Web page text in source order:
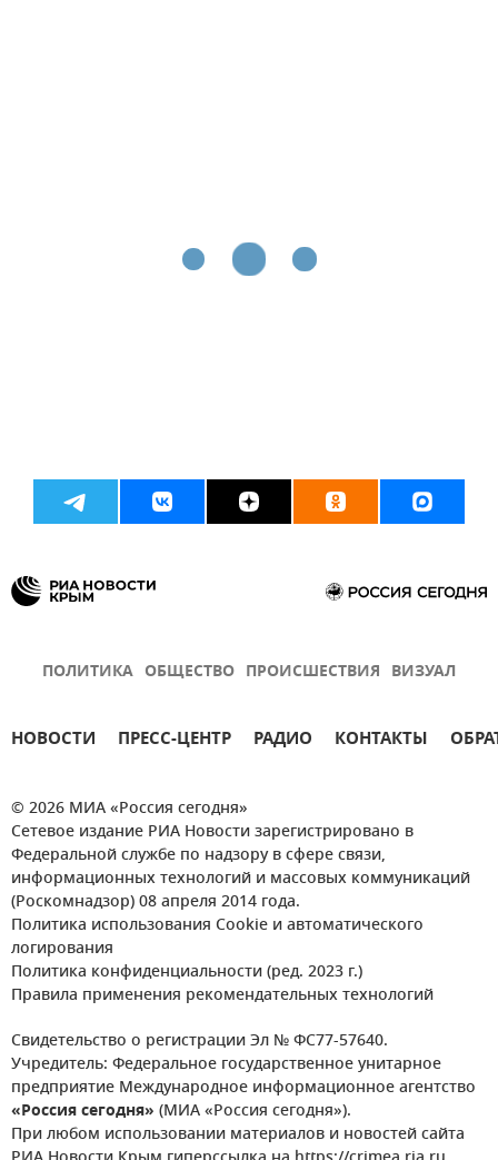
ПОЛИТИКА ОБЩЕСТВО ПРОИСШЕСТВИЯ ВИЗУАЛ
НОВОСТИ ПРЕСС-ЦЕНТР РАДИО КОНТАКТЫ
© 2026 МИА «Россия сегодня»
Сетевое издание РИА Новости зарегистрировано в
Федеральной службе по надзору в сфере связи,
информационных технологий и массовых коммуникаций
(Роскомнадзор) 08 апреля 2014 года.
Политика использования Cookie и автоматического
логирования
Политика конфиденциальности (ред. 2023 г.)
Правила применения рекомендательных технологий
Свидетельство о регистрации Эл № ФС77-57640.
Учредитель: Федеральное государственное унитарное
предприятие Международное информационное агентство
«Россия сегодня» (МИА «Россия сегодня»).
При любом использовании материалов и новостей сайта